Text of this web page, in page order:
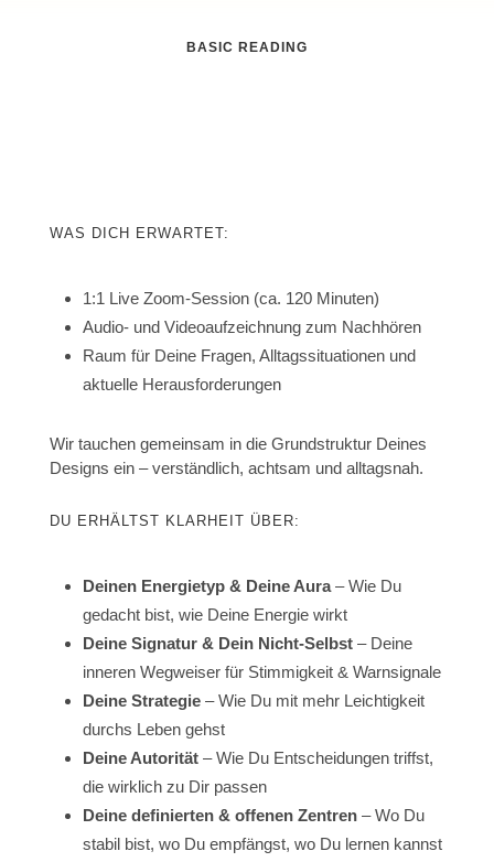
BASIC READING
WAS DICH ERWARTET:
1:1 Live Zoom-Session (ca. 120 Minuten)
Audio- und Videoaufzeichnung zum Nachhören
Raum für Deine Fragen, Alltagssituationen und
aktuelle Herausforderungen
Wir tauchen gemeinsam in die Grundstruktur Deines
Designs ein – verständlich, achtsam und alltagsnah.
DU ERHÄLTST KLARHEIT ÜBER:
Deinen Energietyp & Deine Aura– Wie Du
gedacht bist, wie Deine Energie wirkt
Deine Signatur & Dein Nicht-Selbst– Deine
inneren Wegweiser für Stimmigkeit & Warnsignale
Deine Strategie– Wie Du mit mehr Leichtigkeit
durchs Leben gehst
Deine Autorität– Wie Du Entscheidungen triffst,
die wirklich zu Dir passen
Deine definierten & offenen Zentren– Wo Du
stabil bist, wo Du empfängst, wo Du lernen kannst